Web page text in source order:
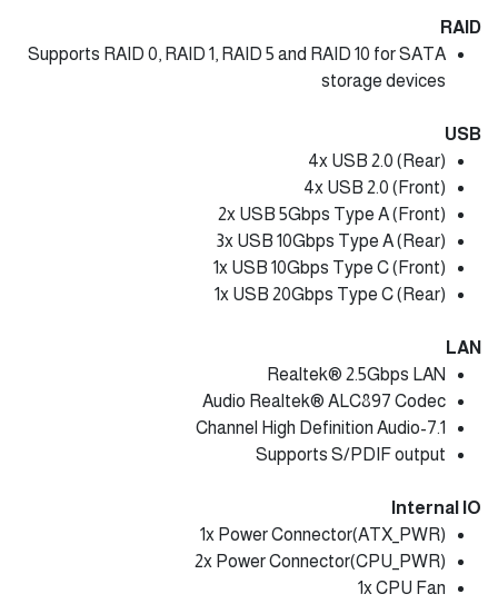
RAID
Supports RAID 0, RAID 1, RAID 5 and RAID 10 for SATA
storage devices
USB
4x USB 2.0 (Rear)
4x USB 2.0 (Front)
2x USB 5Gbps Type A (Front)
3x USB 10Gbps Type A (Rear)
1x USB 10Gbps Type C (Front)
1x USB 20Gbps Type C (Rear)
LAN
Realtek® 2.5Gbps LAN
Audio Realtek® ALC897 Codec
7.1-Channel High Definition Audio
Supports S/PDIF output
Internal IO
1x Power Connector(ATX_PWR)
2x Power Connector(CPU_PWR)
1x CPU Fan